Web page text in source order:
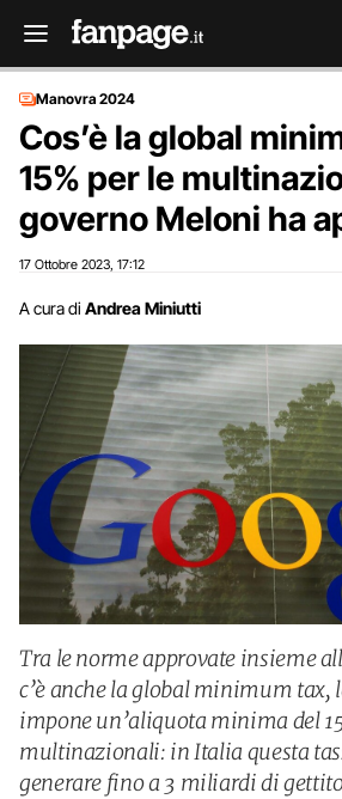
Manovra 2024
Cos’è la global
15% per le
governo Meloni ha
17 Ottobre 2023 17:12
A cura di Andrea Miniutti
Tra le norme approvate insieme
c’è anche la global minimum tax,
impone un’aliquota minima del
multinazionali: in Italia questa
generare fino a 3 miliardi di